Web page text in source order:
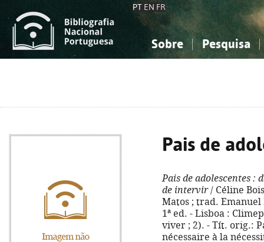
PT EN FR
Sobre Pesquisa
Pais de
Pais de adolescentes :
de intervir/ Céline
Matos ; trad. Emanuel
1ª ed. - Lisboa :
viver ; 2). - Tít. orig.:
nécessaire à la